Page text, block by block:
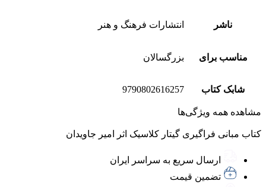
ناشر انتشارات فرهنگ و هنر
مناسب برای بزرگسالان
شابک کتاب 9790802616257
مشاهده همه ویژگی‌ها
کتاب مبانی فراگيری گيتار كلاسيک اثر امیر جاویدان
ارسال سریع به سراسر ایران
تضمین قیمت